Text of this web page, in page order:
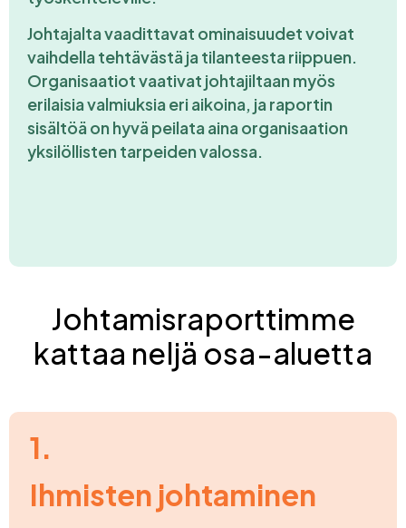
Johtajalta vaadittavat ominaisuudet voivat
vaihdella tehtävästä ja tilanteesta riippuen.
Organisaatiot vaativat johtajiltaan myös
erilaisia valmiuksia eri aikoina, ja raportin
sisältöä on hyvä peilata aina organisaation
yksilöllisten tarpeiden valossa.
Johtamisraporttimme
kattaa neljä osa-aluetta
1.
Ihmisten johtaminen